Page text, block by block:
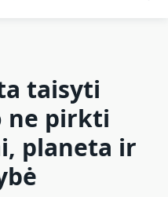
taisyti
ne pirkti
planeta ir